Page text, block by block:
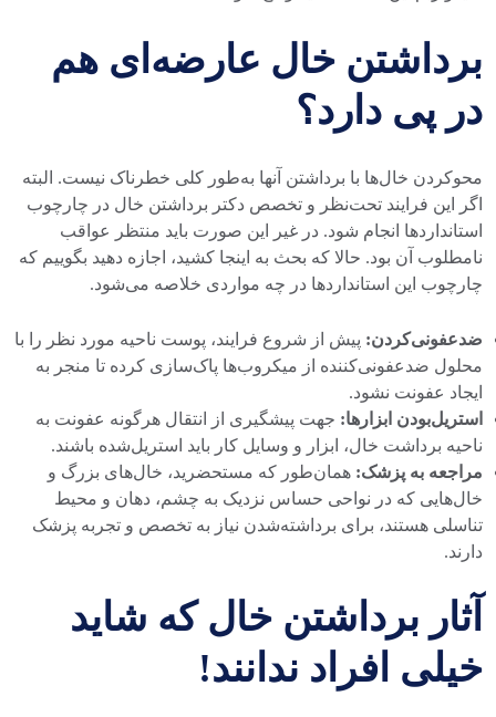
برداشتن خال‌ عارضه‌ای هم
در پی دارد؟
محوکردن خال‌ها با برداشتن آنها به‌طور کلی خطرناک نیست. البته
اگر این فرایند تحت‌نظر و تخصص دکتر برداشتن خال در چارچوب
استانداردها انجام شود. در غیر این صورت باید منتظر عواقب
نامطلوب آن بود. حالا که بحث به اینجا کشید، اجازه دهید بگوییم که
چارچوب این استانداردها در چه مواردی خلاصه می‌شود.
ضدعفونیکردن: پیش از شروع فرایند، پوست ناحیه مورد نظر را با
محلول ضدعفونی‌کننده از میکروب‌ها پاک‌سازی کرده تا منجر به
ایجاد عفونت نشود.
استریلبودن ابزارها: جهت پیشگیری از انتقال هرگونه عفونت به
ناحیه برداشت خال، ابزار و وسایل کار باید استریل‌شده باشند.
مراجعه به پزشک: همان‌طور که مستحضرید، خال‌های بزرگ و
خال‌هایی که در نواحی حساس نزدیک به چشم، دهان و محیط
تناسلی هستند، برای برداشته‌شدن نیاز به تخصص و تجربه پزشک
دارند.
آثار برداشتن خال که شاید
خیلی‌ افراد ندانند!